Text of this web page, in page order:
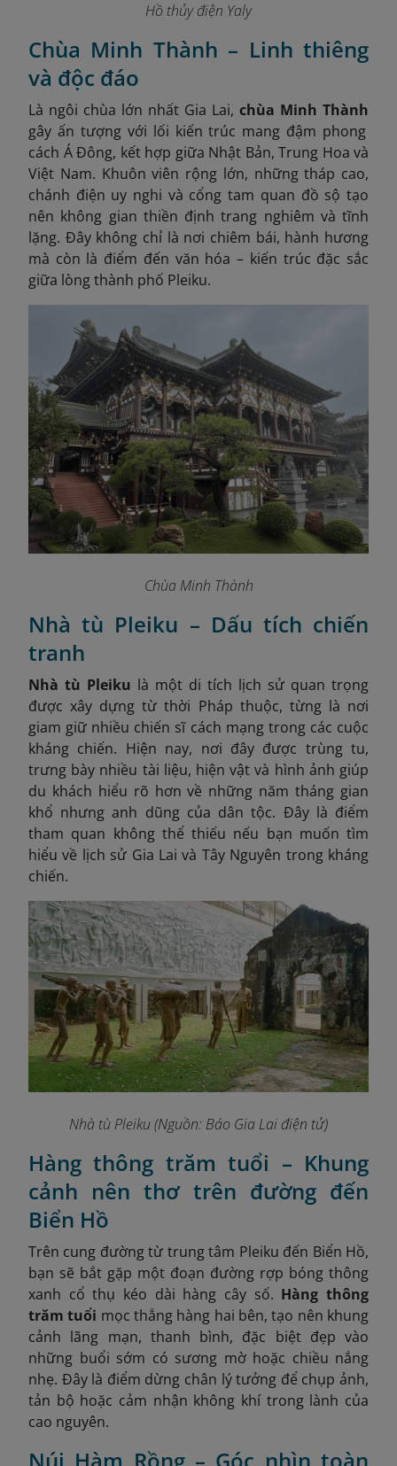
Hồ thủy điện Yaly
Chùa Minh Thành – Linh thiêng
và độc đáo
Là ngôi chùa lớn nhất Gia Lai, chùa Minh Thành
gây ấn tượng với lối kiến trúc mang đậm phong
cách Á Đông, kết hợp giữa Nhật Bản, Trung Hoa và
Việt Nam. Khuôn viên rộng lớn, những tháp cao,
chánh điện uy nghi và cổng tam quan đồ sộ tạo
nên không gian thiền định trang nghiêm và tĩnh
lặng. Đây không chỉ là nơi chiêm bái, hành hương
mà còn là điểm đến văn hóa – kiến trúc đặc sắc
giữa lòng thành phố Pleiku.
Chùa Minh Thành
Nhà tù Pleiku – Dấu tích chiến
tranh
Nhà tù Pleiku là một di tích lịch sử quan trọng
được xây dựng từ thời Pháp thuộc, từng là nơi
giam giữ nhiều chiến sĩ cách mạng trong các cuộc
kháng chiến. Hiện nay, nơi đây được trùng tu,
trưng bày nhiều tài liệu, hiện vật và hình ảnh giúp
du khách hiểu rõ hơn về những năm tháng gian
khổ nhưng anh dũng của dân tộc. Đây là điểm
tham quan không thể thiếu nếu bạn muốn tìm
hiểu về lịch sử Gia Lai và Tây Nguyên trong kháng
chiến.
Nhà tù Pleiku(Nguồn: Báo Gia Lai điện tử)
Hàng thông trăm tuổi – Khung
cảnh nên thơ trên đường đến
Biển Hồ
Trên cung đường từ trung tâm Pleiku đến Biển Hồ,
bạn sẽ bắt gặp một đoạn đường rợp bóng thông
xanh cổ thụ kéo dài hàng cây số. Hàng thông
trăm tuổi mọc thẳng hàng hai bên, tạo nên khung
cảnh lãng mạn, thanh bình, đặc biệt đẹp vào
những buổi sớm có sương mờ hoặc chiều nắng
nhẹ. Đây là điểm dừng chân lý tưởng để chụp ảnh,
tản bộ hoặc cảm nhận không khí trong lành của
cao nguyên.